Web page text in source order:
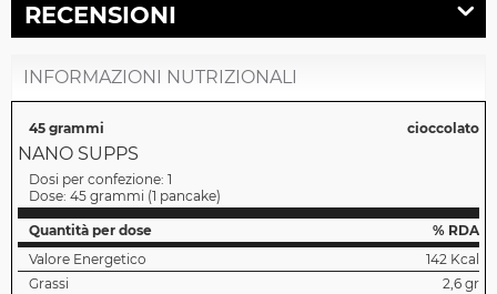
RECENSIONI
INFORMAZIONI NUTRIZIONALI
45 grammi cioccolato
NANO SUPPS
Dosi per confezione: 1
Dose: 45 grammi (1 pancake)
Quantità per dose
% RDA
Valore Energetico
142 Kcal
Grassi
2,6 gr